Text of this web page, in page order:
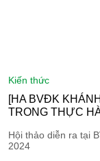
kiến thức
[HA BVĐK
TRONG THỰC
Hội thảo diễn ra tại
2024